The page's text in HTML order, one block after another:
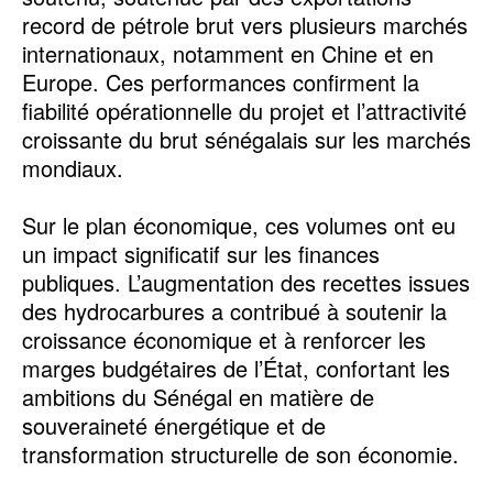
record de pétrole brut vers plusieurs marchés
internationaux, notamment en Chine et en
Europe. Ces performances confirment la
fiabilité opérationnelle du projet et l’attractivité
croissante du brut sénégalais sur les marchés
mondiaux.
Sur le plan économique, ces volumes ont eu
un impact significatif sur les finances
publiques. L’augmentation des recettes issues
des hydrocarbures a contribué à soutenir la
croissance économique et à renforcer les
marges budgétaires de l’État, confortant les
ambitions du Sénégal en matière de
souveraineté énergétique et de
transformation structurelle de son économie.